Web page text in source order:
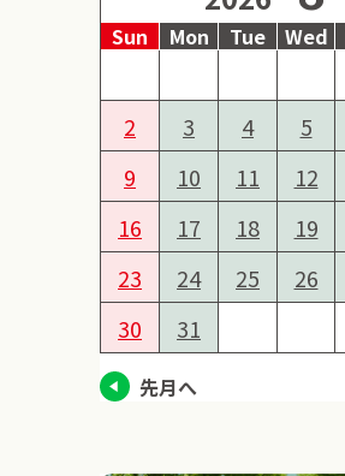
Sun Mon Tue Wed
2
3 4 5
9
10 11 12
16
17 18 19
23
24 25 26
30
31
先月へ